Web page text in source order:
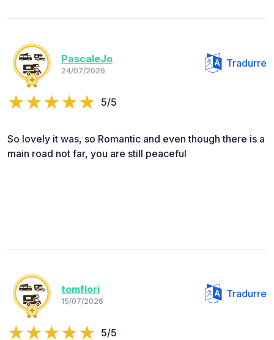
PascaleJo
24/07/2026
Tradurre
5/5
So lovely it was, so Romantic and even though there is a
main road not far, you are still peaceful
tomflori
15/07/2026
Tradurre
5/5